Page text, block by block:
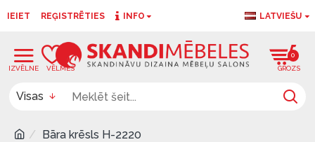
IEIET REĢISTRĒTIES INFO LATVIEŠU
0
Visas
Bāra krēsls H-2220